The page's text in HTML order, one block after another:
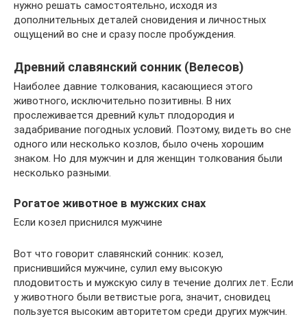
нужно решать самостоятельно, исходя из
дополнительных деталей сновидения и личностных
ощущений во сне и сразу после пробуждения.
Древний славянский сонник (Велесов)
Наиболее давние толкования, касающиеся этого
животного, исключительно позитивны. В них
прослеживается древний культ плодородия и
задабривание погодных условий. Поэтому, видеть во сне
одного или несколько козлов, было очень хорошим
знаком. Но для мужчин и для женщин толкования были
несколько разными.
Рогатое животное в мужских снах
Если козел приснился мужчине
Вот что говорит славянский сонник: козел,
приснившийся мужчине, сулил ему высокую
плодовитость и мужскую силу в течение долгих лет. Если
у животного были ветвистые рога, значит, сновидец
пользуется высоким авторитетом среди других мужчин.